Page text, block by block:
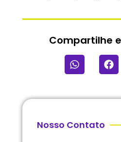
Compartilhe
Nosso Contato